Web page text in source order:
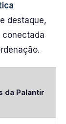
destaque,
conectada
da Palantir